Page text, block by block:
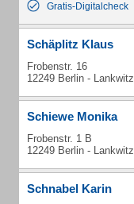
Gratis-Digitalcheck
Schäplitz Klaus
Frobenstr. 16
12249 Berlin - Lankwitz
Schiewe Monika
Frobenstr. 1 B
12249 Berlin - Lankwitz
Schnabel Karin